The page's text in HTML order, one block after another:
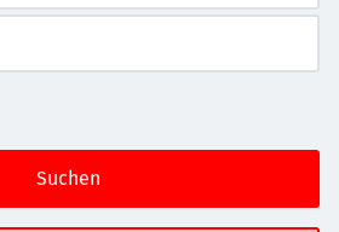
Suchen